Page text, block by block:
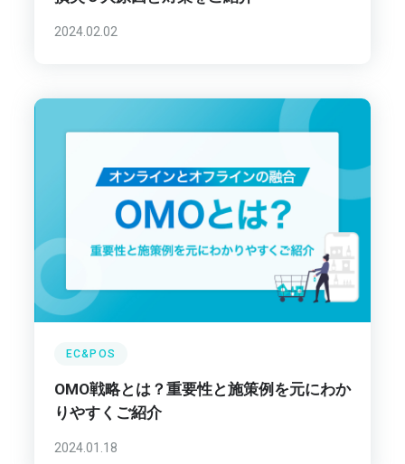
2024.02.02
EC&POS
OMO戦略とは？重要性と施策例を元にわか
りやすくご紹介
2024.01.18